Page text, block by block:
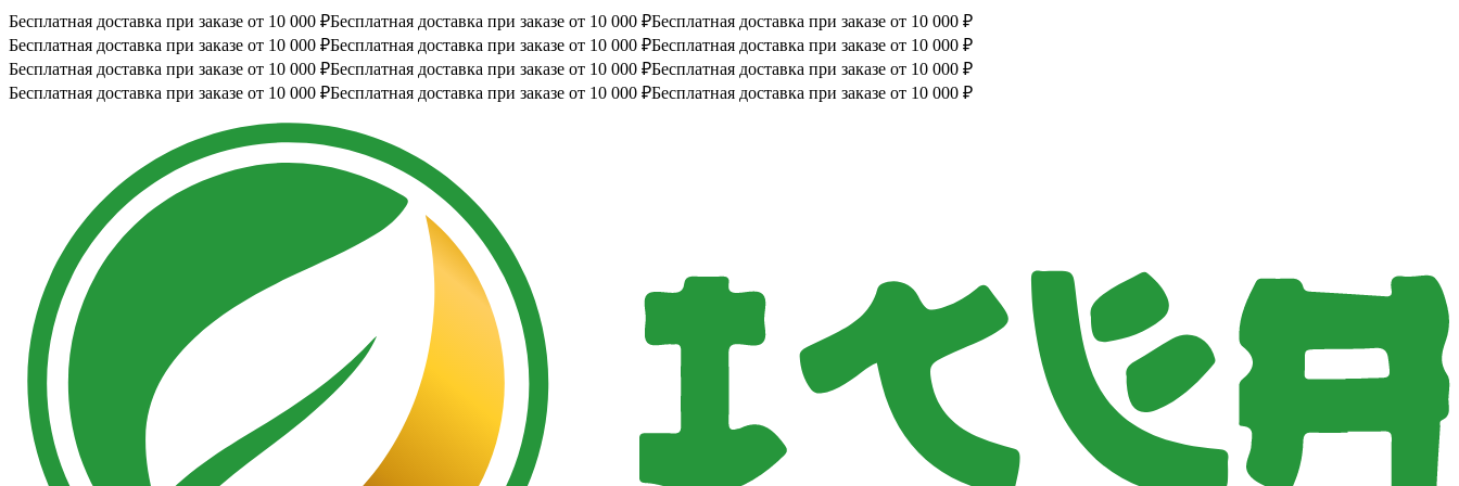
Бесплатная доставка при заказе от 10 000 ₽Бесплатная доставка при заказе от 10 000 ₽Бесплатная доставка при заказе от 10 000 ₽
Бесплатная доставка при заказе от 10 000 ₽Бесплатная доставка при заказе от 10 000 ₽Бесплатная доставка при заказе от 10 000 ₽
Бесплатная доставка при заказе от 10 000 ₽Бесплатная доставка при заказе от 10 000 ₽Бесплатная доставка при заказе от 10 000 ₽
Бесплатная доставка при заказе от 10 000 ₽Бесплатная доставка при заказе от 10 000 ₽Бесплатная доставка при заказе от 10 000 ₽